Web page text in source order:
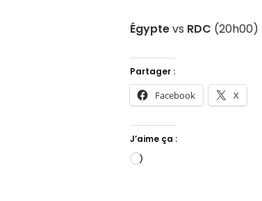
Égyptevs RDC (20h00)
Partager :
Facebook X
J’aime ça :
Chargement…